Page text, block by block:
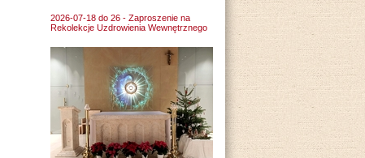
2026-07-18 do 26 - Zaproszenie na
Rekolekcje Uzdrowienia Wewnętrznego